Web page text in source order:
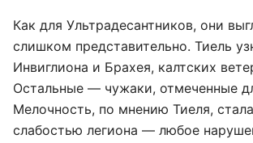
Как для Ультрадесантников, они
слишком представительно. Тиель
Инвиглиона и Брахея, калтских
Остальные — чужаки, отмеченные
Мелочность, по мнению Тиеля,
слабостью легиона — любое